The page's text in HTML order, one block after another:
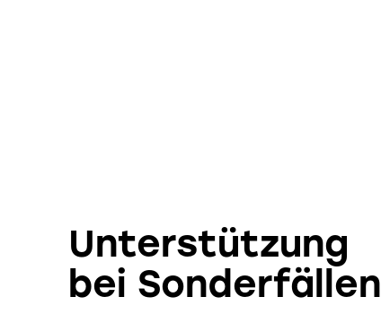
Unterstützung
bei Sonderfällen